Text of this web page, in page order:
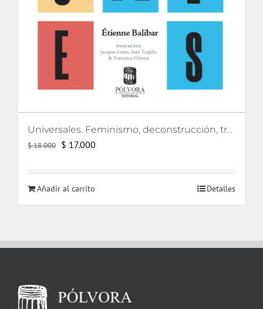
Universales. Feminismo, deconstrucción, traducción
$18.000 El
original
era:
$ 17.000
actual
Añadir al carrito Detalles